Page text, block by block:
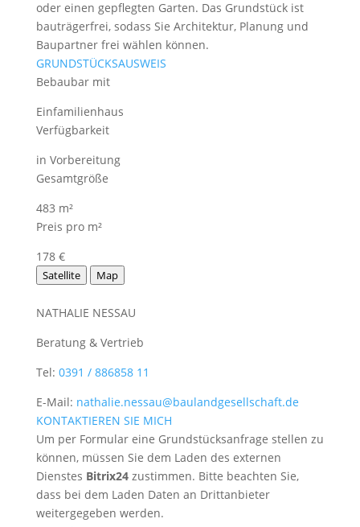
oder einen gepflegten Garten. Das Grundstück ist
bauträgerfrei, sodass Sie Architektur, Planung und
Baupartner frei wählen können.
GRUNDSTÜCKSAUSWEIS
Bebaubar mit
Einfamilienhaus
Verfügbarkeit
in Vorbereitung
Gesamtgröße
483 m²
Preis pro m²
178 €
Satellite Map
NATHALIE NESSAU
Beratung & Vertrieb
Tel: 0391 / 886858 11
E-Mail: nathalie.nessau@baulandgesellschaft.de
KONTAKTIEREN SIE MICH
Um per Formular eine Grundstücksanfrage stellen zu
können, müssen Sie dem Laden des externen
Dienstes Bitrix24zustimmen. Bitte beachten Sie,
dass bei dem Laden Daten an Drittanbieter
weitergegeben werden.